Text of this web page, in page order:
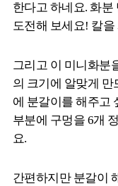
한다고 하네요. 화분
도전해 보세요! 칼
그리고 이 미니화분
의 크기에 알맞게
에 분갈이를 해주고
부분에 구멍을 6개
요.
간편하지만 분갈이